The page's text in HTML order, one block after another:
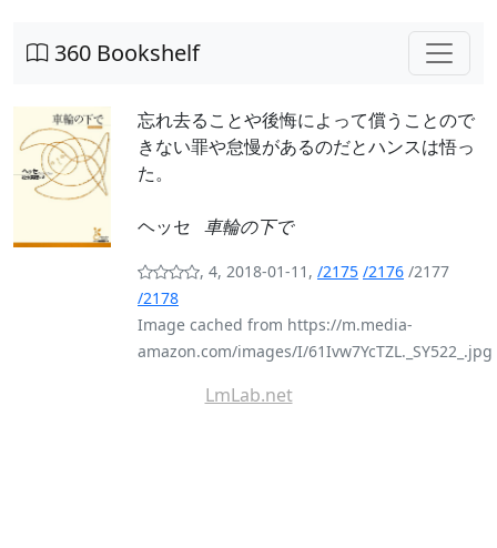
360 Bookshelf
忘れ去ることや後悔によって償うことので
きない罪や怠慢があるのだとハンスは悟っ
た。
ヘッセ 車輪の下で
, 4, 2018-01-11, /2175 /2176 /2177
/2178
Image cached from https://m.media-
amazon.com/images/I/61Ivw7YcTZL._SY522_.jpg
LmLab.net